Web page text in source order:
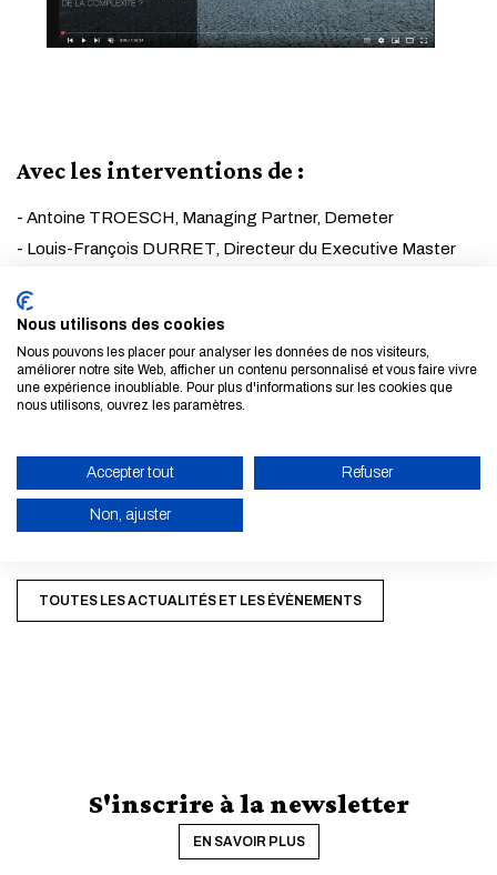
ANNULER
Avec les interventions de :
- Antoine TROESCH, Managing Partner, Demeter
- Louis-François DURRET, Directeur du Executive Master
- Nicolas SWETCHINE, Directeur, Partenariats stratégiques,
Michelin
- Sandrine MANSOUTRE, Expert technique en solutions de
construction pour transformations durables, Ecotoolbox
Les débats étaient modérés par Stephan Lemonsu,
Journaliste.
TOUTES LES ACTUALITÉS ET LES ÉVÈNEMENTS
S'inscrire à la newsletter
EN SAVOIR PLUS
Nous utilisons des cookies
Nous pouvons les placer pour analyser les données de nos visiteurs,
améliorer notre site Web, afficher un contenu personnalisé et vous faire vivre
une expérience inoubliable. Pour plus d'informations sur les cookies que
nous utilisons, ouvrez les paramètres.
Accepter tout Refuser
Non, ajuster